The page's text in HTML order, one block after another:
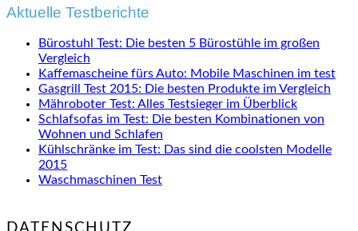
Aktuelle Testberichte
Bürostuhl Test: Die besten 5 Bürostühle im großen
Vergleich
Kaffemascheine fürs Auto: Mobile Maschinen im test
Gasgrill Test 2015: Die besten Produkte im Vergleich
Mähroboter Test: Alles Testsieger im Überblick
Schlafsofas im Test: Die besten Kombinationen von
Wohnen und Schlafen
Kühlschränke im Test: Das sind die coolsten Modelle
2015
Waschmaschinen Test
DATENSCHUTZ